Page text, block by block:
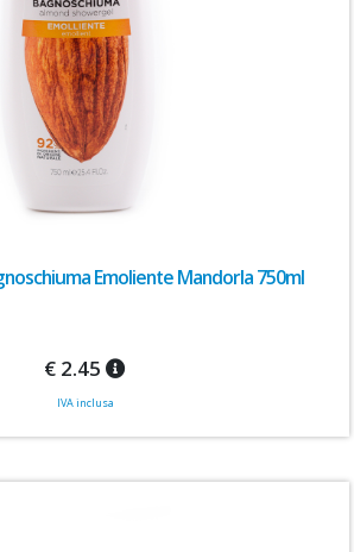
Emoliente Mandorla 750ml
€ 2.45
IVA inclusa